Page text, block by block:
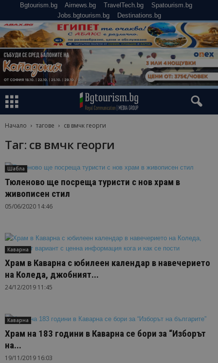
Bgtourism.bg Airnews.bg TravelTech.bg
Spatourism.bg
Jobs.bgtourism.bg
Destinations.bg
Начало тагове св вмчк георги
Таг: св вмчк георги
Шабла
Тюленово ще посреща туристи с нов храм в
живописен стил
05/06/2020 14:46
Каварна
Храм в Каварна с юбилеен календар в навечерието
на Коледа, джобният...
24/12/2019 11:45
Каварна
Храм на 183 години в Каварна се бори за “Изборът
на...
19/11/2019 16:03